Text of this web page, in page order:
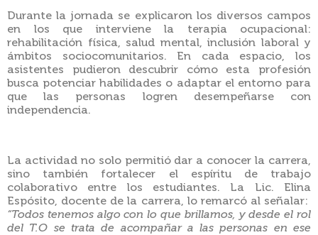
Durante la jornada se explicaron los diversos campos
en los que interviene la terapia ocupacional:
rehabilitación física, salud mental, inclusión laboral y
ámbitos sociocomunitarios. En cada espacio, los
asistentes pudieron descubrir cómo esta profesión
busca potenciar habilidades o adaptar el entorno para
que las personas logren desempeñarse con
independencia.
La actividad no solo permitió dar a conocer la carrera,
sino también fortalecer el espíritu de trabajo
colaborativo entre los estudiantes. La Lic. Elina
Espósito, docente de la carrera, lo remarcó al señalar:
“Todos tenemos algo con lo que brillamos, y desde el rol
del T.O se trata de acompañar a las personas en ese